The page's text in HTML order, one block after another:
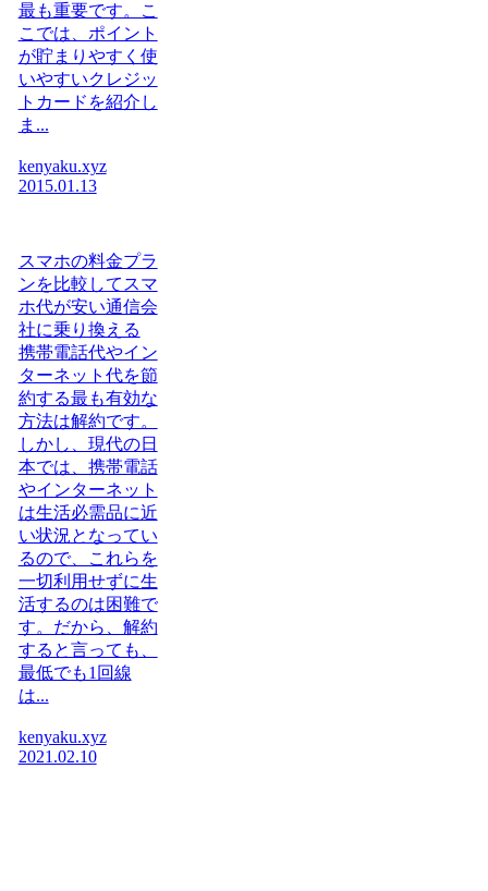
最も重要です。こ
こでは、ポイント
が貯まりやすく使
いやすいクレジッ
トカードを紹介し
ま...
kenyaku.xyz
2015.01.13
スマホの料金プラ
ンを比較してスマ
ホ代が安い通信会
社に乗り換える
携帯電話代やイン
ターネット代を節
約する最も有効な
方法は解約です。
しかし、現代の日
本では、携帯電話
やインターネット
は生活必需品に近
い状況となってい
るので、これらを
一切利用せずに生
活するのは困難で
す。だから、解約
すると言っても、
最低でも1回線
は...
kenyaku.xyz
2021.02.10